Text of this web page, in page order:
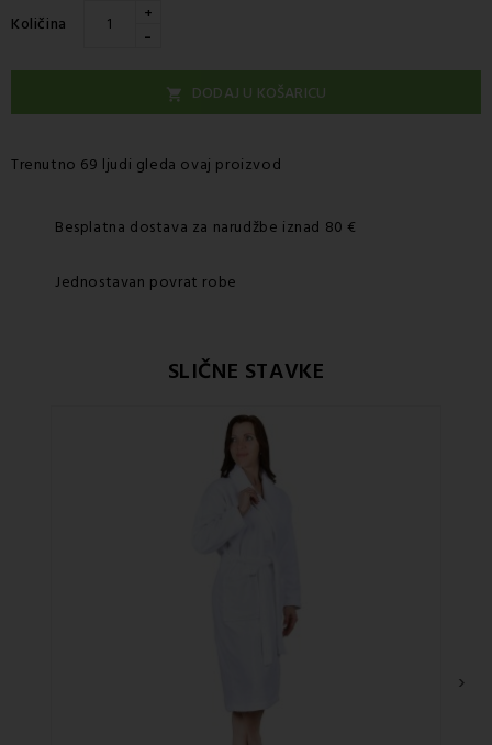
Količina +
-
 DODAJ U KOŠARICU
Trenutno 69 ljudi gleda ovaj proizvod
Besplatna dostava za narudžbe iznad 80 €
Jednostavan povrat robe
SLIČNE STAVKE
›